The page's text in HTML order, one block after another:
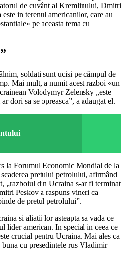
de cuvânt al Kremlinului, Dmitri
in terenul americanilor, care au
pe aceasta tema cu
soldati sunt ucisi pe câmpul de
Mai mult, a numit acest razboi «un
Volodymyr Zelensky „este
dori sa se opreasca”, a adaugat el.
la Forumul Economic Mondial de la
pretului petrolului, afirmând
„razboiul din Ucraina s-ar fi terminat
Peskov a raspuns vineri ca
de pretul petrolului”.
si aliatii lor asteapta sa vada ce
lider american. In special in ceea ce
crucial pentru Ucraina. Mai ales ca
buna cu presedintele rus Vladimir